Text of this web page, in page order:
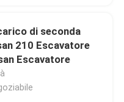
di seconda
210 Escavatore
Escavatore